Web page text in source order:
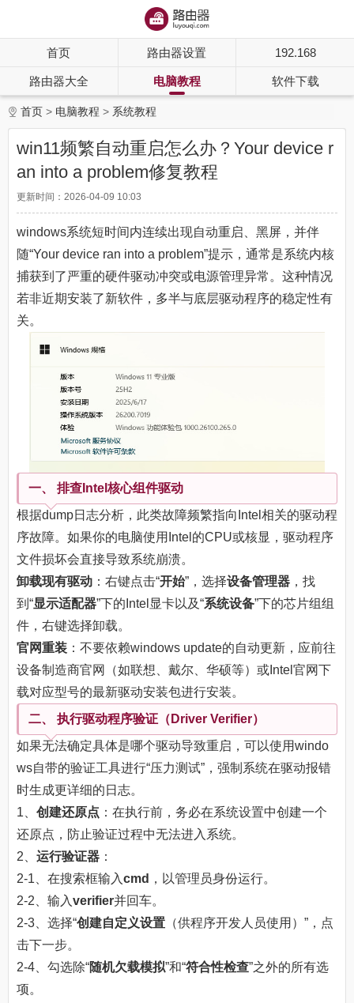
首页 路由器设置 192.168
路由器大全 电脑教程 软件下载
首页 电脑教程 系统教程
win11频繁自动重启怎么办？Your device r
an into a problem修复教程
更新时间：2026-04-09 10:03
windows系统短时间内连续出现自动重启、黑屏，并伴
随“Your device ran into a problem”提示，通常是系统内核
捕获到了严重的硬件驱动冲突或电源管理异常。这种情况
若非近期安装了新软件，多半与底层驱动程序的稳定性有
关。
一、 排查Intel核心组件驱动
根据dump日志分析，此类故障频繁指向Intel相关的驱动程
序故障。如果你的电脑使用Intel的CPU或核显，驱动程序
文件损坏会直接导致系统崩溃。
卸载现有驱动 ：右键点击“开始”，选择设备管理器 ，找
到“显示适配器”下的Intel显卡以及“系统设备”下的芯片组组
件，右键选择卸载。
官网重装 ：不要依赖windows update的自动更新，应前往
设备制造商官网（如联想、戴尔、华硕等）或Intel官网下
载对应型号的最新驱动安装包进行安装。
二、 执行驱动程序验证（Driver Verifier）
如果无法确定具体是哪个驱动导致重启，可以使用windo
ws自带的验证工具进行“压力测试”，强制系统在驱动报错
时生成更详细的日志。
1、 创建还原点 ：在执行前，务必在系统设置中创建一个
还原点，防止验证过程中无法进入系统。
2、 运行验证器 ：
2-1、在搜索框输入cmd ，以管理员身份运行。
2-2、输入verifier并回车。
2-3、选择“创建自定义设置 （供程序开发人员使用）”，点
击下一步。
2-4、勾选除“随机欠载模拟”和“符合性检查”之外的所有选
项。